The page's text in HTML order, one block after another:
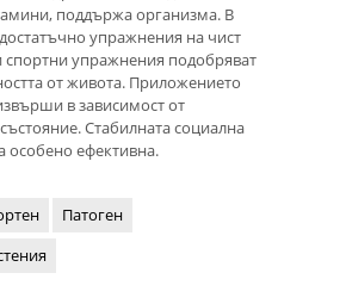
поддържа организма. В
упражнения на чист
спортни упражнения подобряват
от живота. Приложението
в зависимост от
Стабилната социална
особено ефективна.
Патоген